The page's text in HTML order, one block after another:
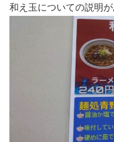
和え玉についての説明が